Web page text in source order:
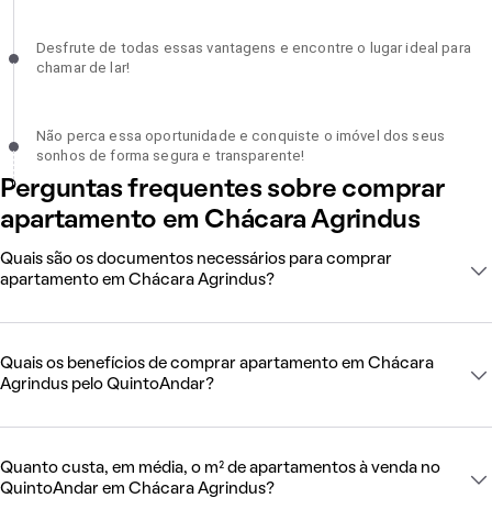
Desfrute de todas essas vantagens e encontre o lugar ideal para
chamar de lar!, incompleto
Desfrute de todas essas vantagens e encontre o lugar ideal para
chamar de lar!
Não perca essa oportunidade e conquiste o imóvel dos seus
de forma segura e transparente!, incompleto
Não perca essa oportunidade e conquiste o imóvel dos seus
sonhos de forma segura e transparente!
Perguntas frequentes sobre comprar
apartamento em Chácara Agrindus
Quais são os documentos necessários para comprar
apartamento em Chácara Agrindus?
Quais os benefícios de comprar apartamento em Chácara
Agrindus pelo QuintoAndar?
Quanto custa, em média, o m² de apartamentos à venda no
QuintoAndar em Chácara Agrindus?